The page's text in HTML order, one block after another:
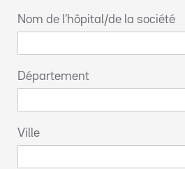
Nom de l’hôpital/de la société
Département
Ville